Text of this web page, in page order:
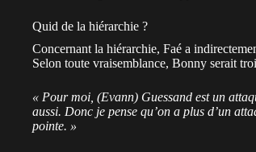
Quid de la hiérarchie ?
Concernant la hiérarchie, Faé a
Selon toute vraisemblance, Bonny serait
« Pour moi, (Evann) Guessand est un
aussi. Donc je pense qu’on a plus d’un
pointe. »